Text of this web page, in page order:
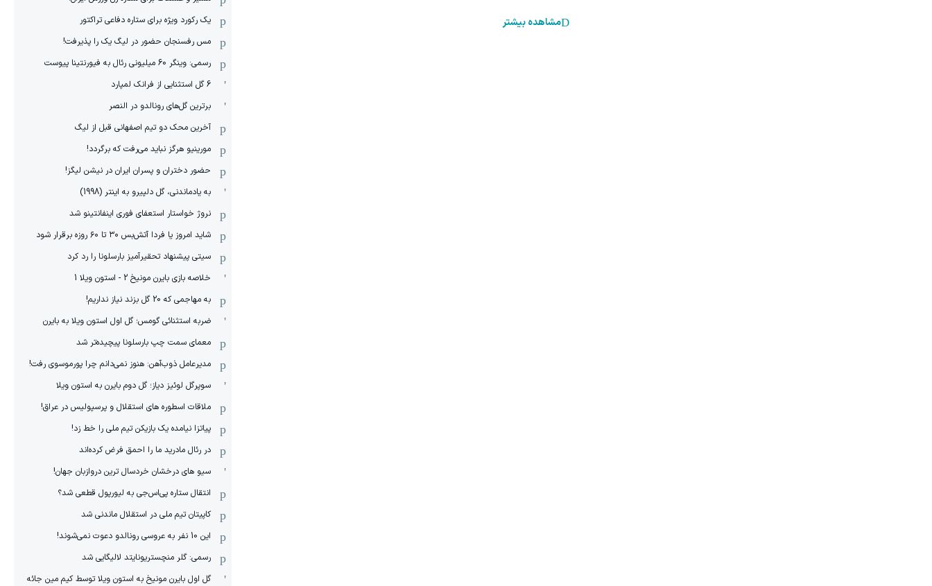
مشاهده بیشتر
یک رکورد ویژه برای ستاره دفاعی تراکتور
مس رفسنجان حضور در لیگ یک را پذیرفت!
رسمی: وینگر 60 میلیونی رئال به فیورنتینا پیوست
6 گل استثنایی از فرانک لمپارد
برترین گل‌های رونالدو در النصر
آخرین محک دو تیم اصفهانی قبل از لیگ
مورینیو هرگز نباید می‌رفت که برگردد!
حضور دختران و پسران ایران در نیشن لیگز!
به یادماندنی، گل دلپیرو به اینتر (1998)
نروژ خواستار استعفای فوری اینفانتینو شد
شاید امروز یا فردا آتش‌بس ۳۰ تا ۶۰ روزه برقرار شود
سیتی پیشنهاد تحقیرآمیز بارسلونا را رد کرد
خلاصه بازی بایرن مونیخ 2 - استون ویلا 1
به مهاجمی که 20 گل بزند نیاز نداریم!
ضربه استثنائی گومس؛ گل اول استون ویلا به بایرن
معمای سمت چپ بارسلونا پیچیده‌تر شد
مدیرعامل ذوب‌آهن: هنوز نمی‌دانم چرا پورموسوی رفت!
سوپرگل لوئیز دیاز؛ گل دوم بایرن به استون ویلا
ملاقات اسطوره های استقلال و پرسپولیس در عراق!
پیاتزا نیامده یک بازیکن تیم ملی را خط زد!
در رئال مادرید ما را احمق فرض کرده‌اند
سیو های درخشان خردسال ترین دروازبان جهان!
انتقال ستاره پی‌اس‌جی به لیورپول قطعی شد؟
کاپیتان تیم ملی در استقلال ماندنی شد
این 10 نفر به عروسی رونالدو دعوت نمی‌شوند!
رسمی: گلر منچستریونایتد لالیگایی شد
گل اول بایرن مونیخ به استون ویلا توسط کیم مین جائه